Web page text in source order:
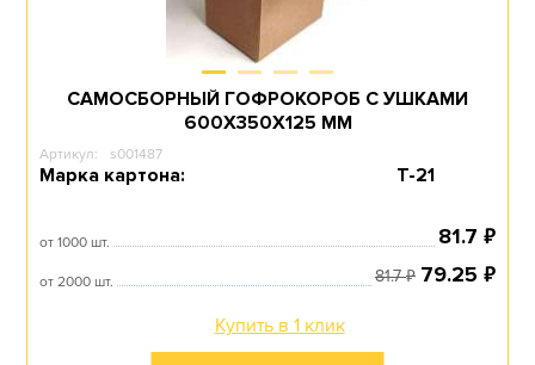
САМОСБОРНЫЙ ГОФРОКОРОБ С УШКАМИ
600Х350Х125 ММ
Артикул: s001487
Марка картона: Т-21
от 1000 шт. 81.7 ₽
от 2000 шт. 81.7₽ 79.25 ₽
Купить в 1 клик